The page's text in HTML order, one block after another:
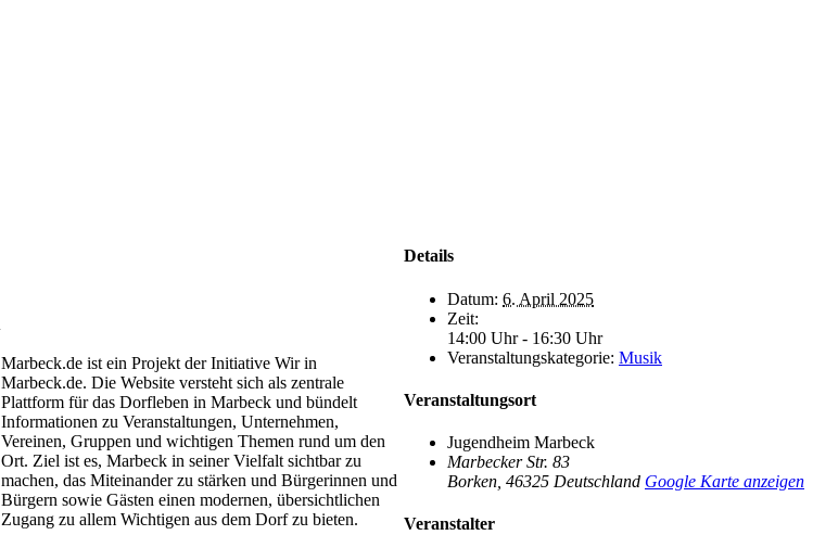
Details
Datum: 6. April 2025
Zeit:
14:00 Uhr - 16:30 Uhr
Veranstaltungskategorie: Musik
Veranstaltungsort
Jugendheim Marbeck
Marbecker Str. 83
Borken 46325 Deutschland Google Karte anzeigen
Veranstalter
Marbeck.de ist ein Projekt der Initiative Wir in
Marbeck.de. Die Website versteht sich als zentrale
Plattform für das Dorfleben in Marbeck und bündelt
Informationen zu Veranstaltungen, Unternehmen,
Vereinen, Gruppen und wichtigen Themen rund um den
Ort. Ziel ist es, Marbeck in seiner Vielfalt sichtbar zu
machen, das Miteinander zu stärken und Bürgerinnen und
Bürgern sowie Gästen einen modernen, übersichtlichen
Zugang zu allem Wichtigen aus dem Dorf zu bieten.